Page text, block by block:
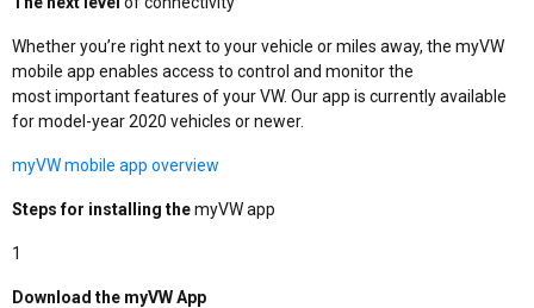
Whether you’re right next to your vehicle or miles away, the myVW
mobile app enables access to control and monitor the
most important features of your VW. Our app is currently available
for model-year 2020 vehicles or newer.
myVW mobile app overview
Steps for installing themyVW app
1
Download the myVW App